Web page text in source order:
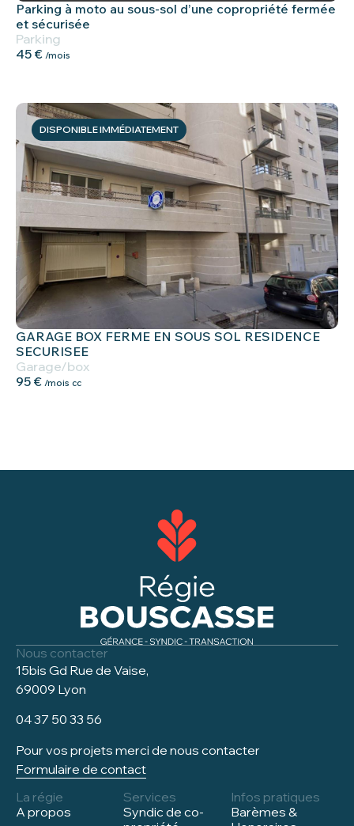
Parking à moto au sous-sol d’une copropriété fermée
et sécurisée
Parking
45 € /mois
DISPONIBLE IMMÉDIATEMENT
GARAGE BOX FERME EN SOUS SOL RESIDENCE
SECURISEE
Garage/box
95 € /mois cc
Nous contacter
15bis Gd Rue de Vaise,
69009 Lyon
04 37 50 33 56
Pour vos projets merci de nous contacter
Formulaire de contact
La régie
A propos
Services
Syndic de co-
Infos pratiques
Barèmes &